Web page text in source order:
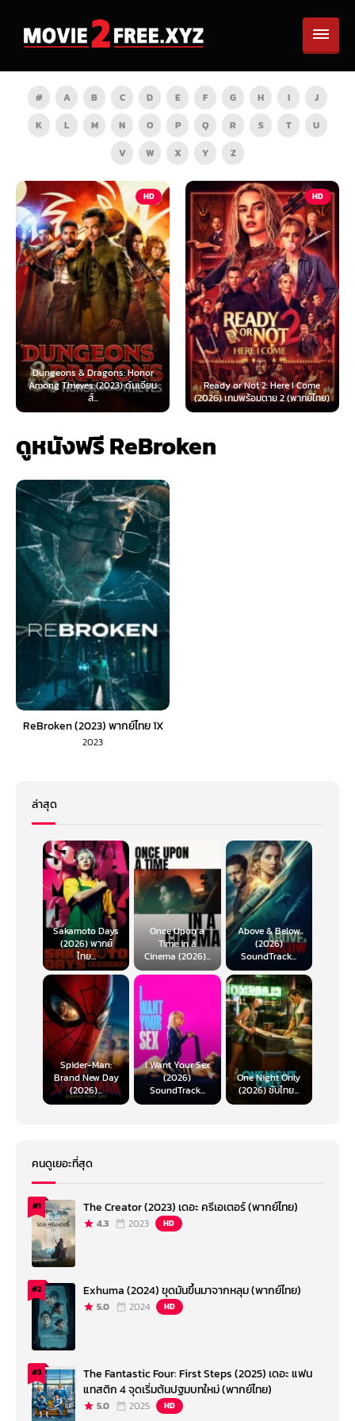
# A B C D E F G H I
J
K
L M N O P Q R S T
U
V
W X Y Z
HD
Dragons: Honor
(2023) ดันเจียน
HD
Ready or Not 2: Here I Come
(2026) เกมพร้อมตาย 2 (พากย์ไทย)
Now You See
(2025) อาช
ดูหนังฟรี ReBroken
ReBroken (2023) พากย์ไทย 1X
2023
ล่าสุด
Sakamoto Days
(2026) พากย์
ไทย...
Once Upon a
Time in a
Cinema (2026)...
Above & Below
(2026)
SoundTrack...
Spider-Man:
Brand New Day
(2026)...
I Want Your Sex
(2026)
SoundTrack...
One Night Only
(2026) ซับไทย...
คนดูเยอะที่สุด
#1 The Creator (2023) เดอะ ครีเอเตอร์ (พากย์ไทย)
4.3 2023 HD
#2 Exhuma (2024) ขุดมันขึ้นมาจากหลุม (พากย์ไทย)
5.0 2024 HD
#3
The Fantastic Four: First Steps (2025) เดอะ แฟน
แทสติก 4 จุดเริ่มต้นปฐมบทใหม่ (พากย์ไทย)
5.0 2025 HD